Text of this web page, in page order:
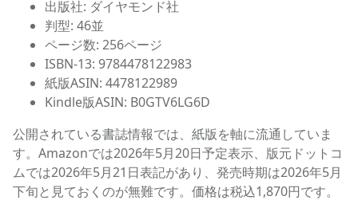
出版社: ダイヤモンド社
判型: 46並
ページ数: 256ページ
ISBN-13: 9784478122983
紙版ASIN: 4478122989
Kindle版ASIN: B0GTV6LG6D
公開されている書誌情報では、紙版を軸に流通していま
す。Amazonでは2026年5月20日予定表示、版元ドットコ
ムでは2026年5月21日表記があり、発売時期は2026年5月
下旬と見ておくのが無難です。価格は税込1,870円です。